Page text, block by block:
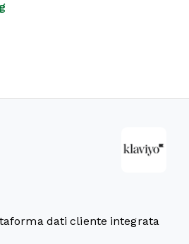
dati cliente integrata